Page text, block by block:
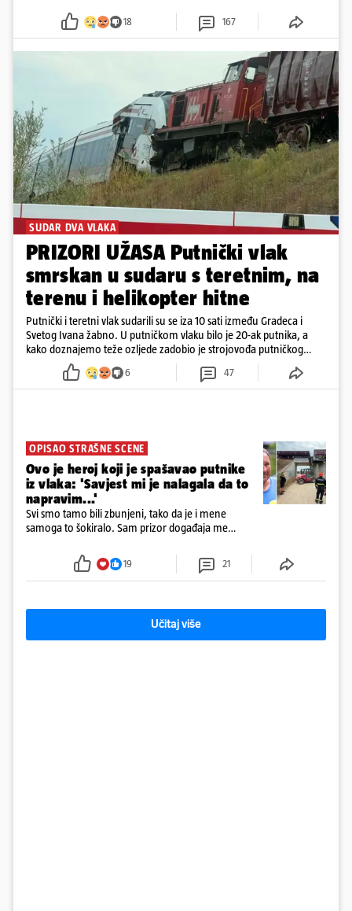
18 167
SUDAR DVA VLAKA
PRIZORI UŽASA Putnički vlak
smrskan u sudaru s teretnim, na
terenu i helikopter hitne
Putnički i teretni vlak sudarili su se iza 10 sati između Gradeca i
Svetog Ivana žabno. U putničkom vlaku bilo je 20-ak putnika, a
kako doznajemo teže ozljede zadobio je strojovođa putničkog
vlaka. Zatvoren je promet, a fotoreporteri Prigorskog objavili su
prve snimke s mjesta sudara
6 47
OPISAO STRAŠNE SCENE
Ovo je heroj koji je spašavao putnike
iz vlaka: 'Savjest mi je nalagala da to
napravim...'
Svi smo tamo bili zbunjeni, tako da je i mene
samoga to šokiralo. Sam prizor događaja me
19 21
Učitaj više